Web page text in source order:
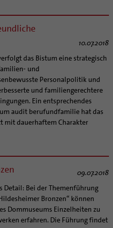
in
10.07.2018
das Bistum eine strategisch
und
Personalpolitik und
und familiengerechtere
Ein entsprechendes
audit berufundfamilie hat das
mit dauerhaftem Charakter
09.07.2018
Detail: Bei der Themenführung
Bronzen“ können
Dommuseums Einzelheiten zu
erfahren. Die Führung findet